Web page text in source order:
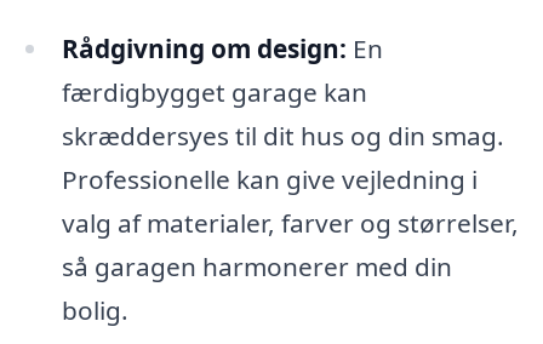
Rådgivning om design: En
færdigbygget garage kan
skræddersyes til dit hus og din smag.
Professionelle kan give vejledning i
valg af materialer, farver og størrelser,
så garagen harmonerer med din
bolig.